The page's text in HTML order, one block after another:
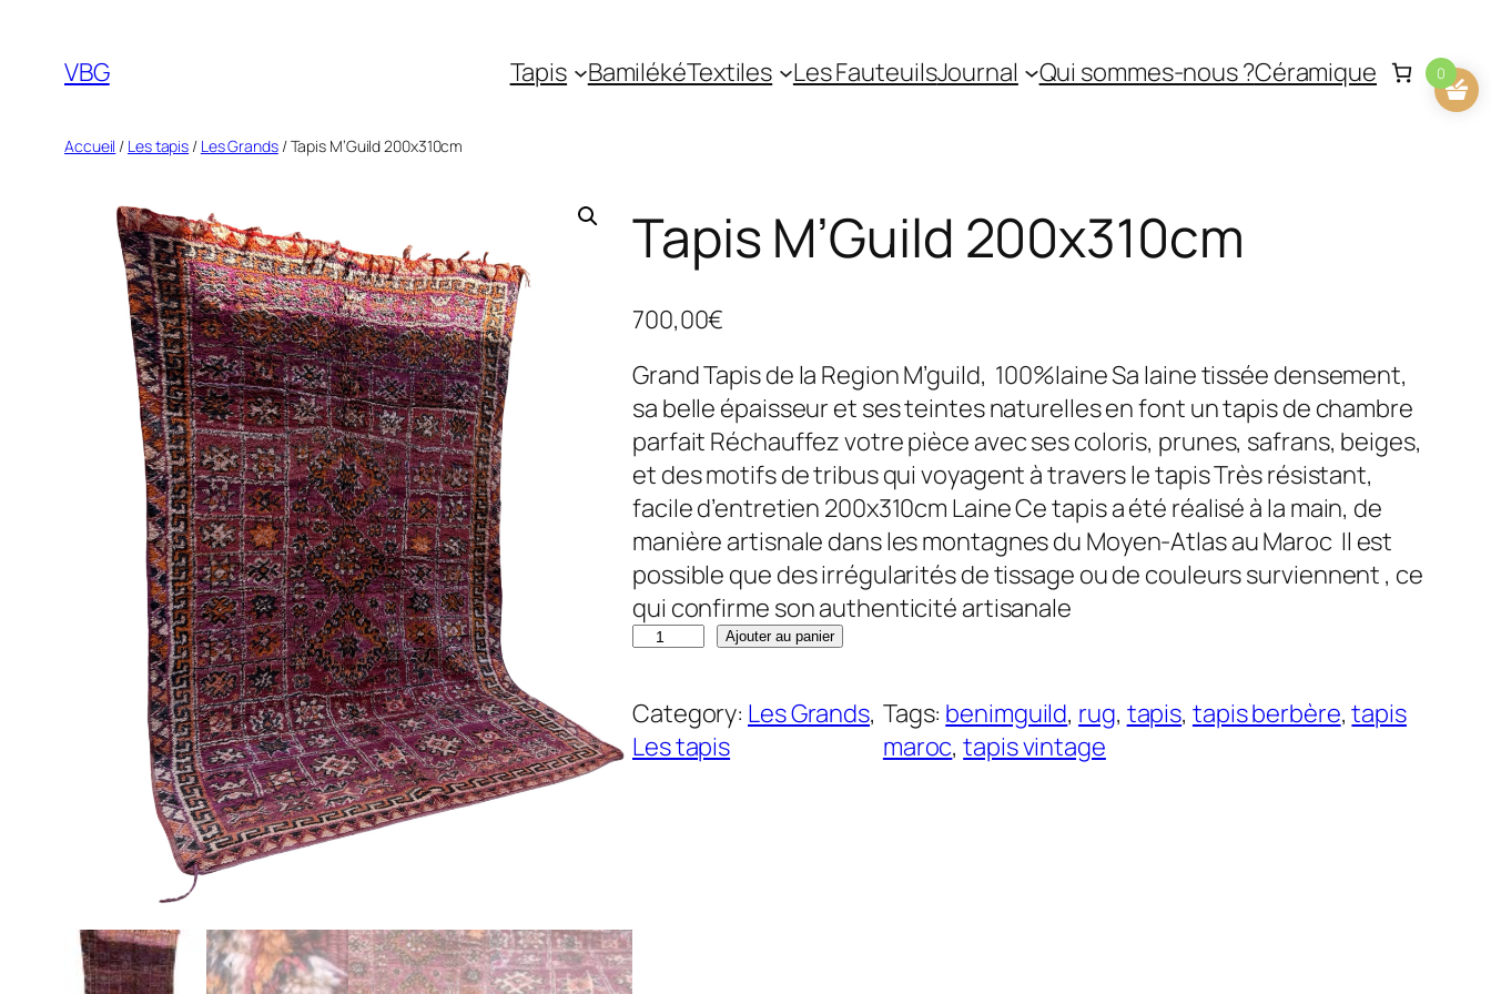
contenu
VBG Tapis BamilékéTextiles Les FauteuilsJournal Qui sommes-nous ?Céramique
Accueil / Les tapis / Les Grands/ Tapis M’Guild 200x310cm
Tapis M’Guild 200x310cm
700,00€
Grand Tapis de la Region M’guild, 100%laine Sa laine tissée densement,
sa belle épaisseur et ses teintes naturelles en font un tapis de chambre
parfait Réchauffez votre pièce avec ses coloris, prunes, safrans, beiges,
et des motifs de tribus qui voyagent à travers le tapis Très résistant,
facile d’entretien 200x310cm Laine Ce tapis a été réalisé à la main, de
manière artisnale dans les montagnes du Moyen-Atlas au Maroc Il est
possible que des irrégularités de tissage ou de couleurs surviennent , ce
qui confirme son authenticité artisanale
q
a
n
e
T
Ajouter au panier
Category: Les Grands
Les tapis
Tags: benimguild, rug, tapis, tapis berbère, tapis
maroc, tapis vintage
0